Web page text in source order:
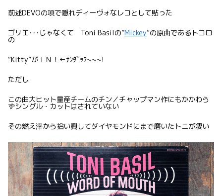
前述DEVOの項で隠れディーヴォなレコとして貼った
ゴリエ･･･じゃなくて Toni Basilの”Mickey“の原曲であるトコロ
の
“Kitty”がＩＮ！←ﾅﾝﾀﾞｯﾃ~~~!
ただし
この曲大ヒット量産チームのチン／チャップマン作にもかかわら
ずシングル・カットはされていない
その燃え滓から拾い興してダイヤモンドにまで磨いたトニが凄い